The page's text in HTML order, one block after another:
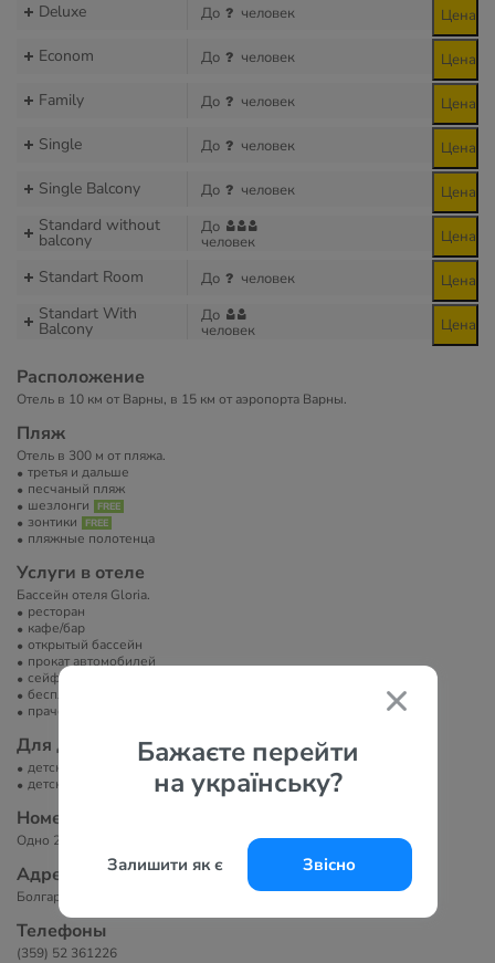
Бажаєте перейти
на українську?
Залишити як є Звісно
Deluxe До человек Цена
Econom До человек Цена
Family До человек Цена
Single До человек Цена
Single Balcony До человек Цена
Standard without
balcony
До
человек Цена
Standart Room До человек Цена
Standart With
Balcony
До
человек Цена
Расположение
Отель в 10 км от Варны, в 15 км от аэропорта Варны.
Пляж
Отель в 300 м от пляжа.
третья и дальше
песчаный пляж
шезлонги
зонтики
пляжные полотенца
Услуги в отеле
Бассейн отеля Gloria.
ресторан
кафе/бар
открытый бассейн
прокат автомобилей
сейф
бесплатный Wi-Fi
прачечная
Для детей
детская площадка
детская кроватка
Номера
Одно 2-х этажное здание без лифта. Всего 34 номера.
Адрес
Болгария, Св. Константин и Елена
Телефоны
(359) 52 361226